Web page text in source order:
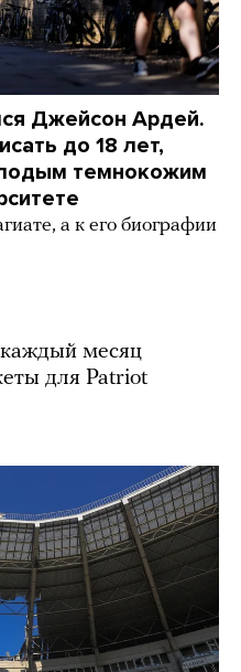
Джейсон Ардей.
до 18 лет,
темнокожим
а к его биографии
месяц
для Patriot